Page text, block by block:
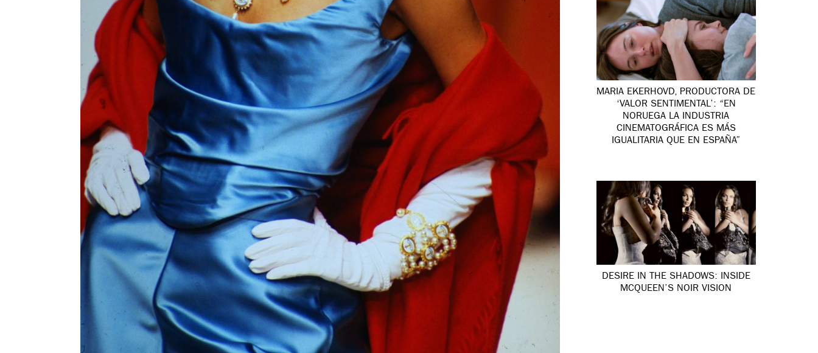
MARIA EKERHOVD, PRODUCTORA DE
‘VALOR SENTIMENTAL’: “EN
NORUEGA LA INDUSTRIA
CINEMATOGRÁFICA ES MÁS
IGUALITARIA QUE EN ESPAÑA”
DESIRE IN THE SHADOWS: INSIDE
MCQUEEN’S NOIR VISION